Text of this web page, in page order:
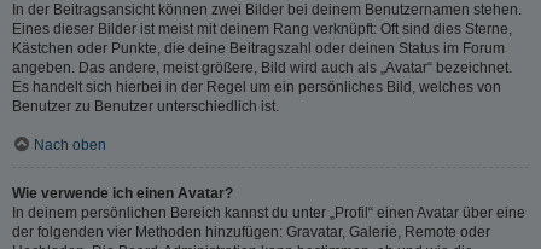
In der Beitragsansicht können zwei Bilder bei deinem Benutzernamen stehen.
Eines dieser Bilder ist meist mit deinem Rang verknüpft: Oft sind dies Sterne,
Kästchen oder Punkte, die deine Beitragszahl oder deinen Status im Forum
angeben. Das andere, meist größere, Bild wird auch als „Avatar“ bezeichnet.
Es handelt sich hierbei in der Regel um ein persönliches Bild, welches von
Benutzer zu Benutzer unterschiedlich ist.
Nach oben
Wie verwende ich einen Avatar?
In deinem persönlichen Bereich kannst du unter „Profil“ einen Avatar über eine
der folgenden vier Methoden hinzufügen: Gravatar, Galerie, Remote oder